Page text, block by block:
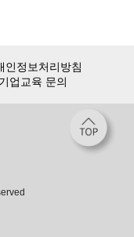
인정보처리방침
기업교육 문의